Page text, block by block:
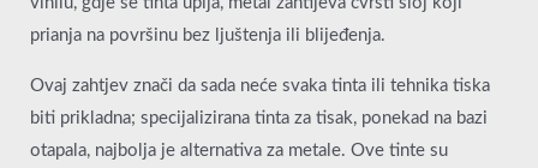
prianja na površinu bez ljuštenja ili blijeđenja.
Ovaj zahtjev znači da sada neće svaka tinta ili tehnika tiska
biti prikladna; specijalizirana tinta za tisak, ponekad na bazi
otapala, najbolja je alternativa za metale. Ove tinte su